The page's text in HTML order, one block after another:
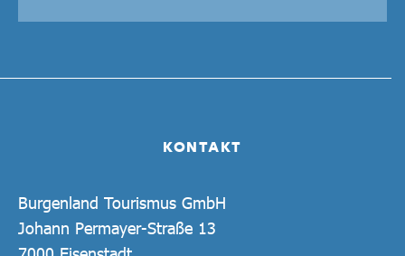
KONTAKT
Burgenland Tourismus GmbH
Johann Permayer-Straße 13